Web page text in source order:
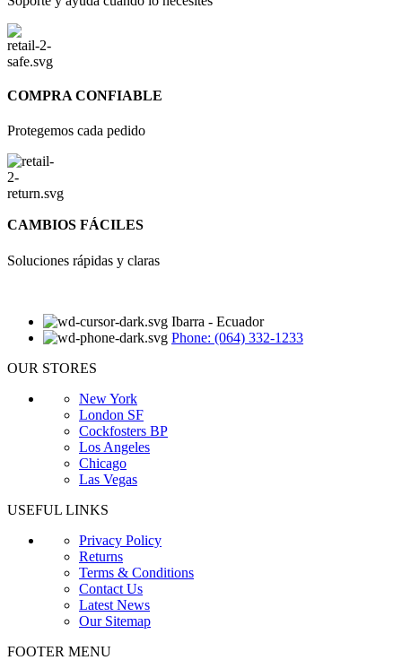
COMPRA CONFIABLE
Protegemos cada pedido
CAMBIOS FÁCILES
Soluciones rápidas y claras
Ibarra - Ecuador
Phone: (064) 332-1233
OUR STORES
New York
London SF
Cockfosters BP
Los Angeles
Chicago
Las Vegas
USEFUL LINKS
Privacy Policy
Returns
Terms & Conditions
Contact Us
Latest News
Our Sitemap
FOOTER MENU